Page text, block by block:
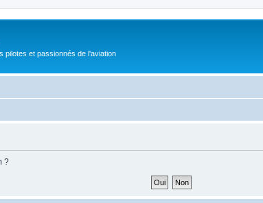
pilotes et passionnés de l'aviation
?